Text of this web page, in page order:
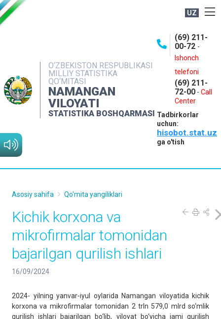
UZ
O‘ZBEKISTON RESPUBLIKASI
MILLIY STATISTIKA
QO‘MITASI
NAMANGAN
VILOYATI
STATISTIKA BOSHQARMASI
(69) 211-
00-72 -
Ishonch
telefoni
(69) 211-
72-00 - Call
Center
Tadbirkorlar
uchun:
hisobot.stat.uz
ga o'tish
NASHRLAR
INTERAKTIV XIZMATLAR
MATBUOT XIZMATI
MUROJAATLAR
Asosiy sahifa Qo'mita yangiliklari
Kichik korxona va
mikrofirmalar tomonidan
bajarilgan qurilish ishlari
16/09/2024
2024- yilning yanvar-iyul oylarida Namangan viloyatida kichik
korxona va mikrofirmalar tomonidan 2 trln 579,0 mlrd so‘mlik
qurilish ishlari bajarilgan bo‘lib, viloyat bo‘yicha jami qurilish